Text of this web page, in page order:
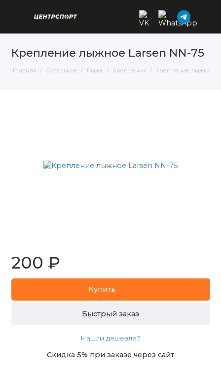
Крепление лыжное Larsen NN-75
Главная Остальное Лыжи Крепления Крепление лыжное
200 ₽
Купить
Быстрый заказ
Нашли дешевле?
Скидка 5% при заказе через сайт